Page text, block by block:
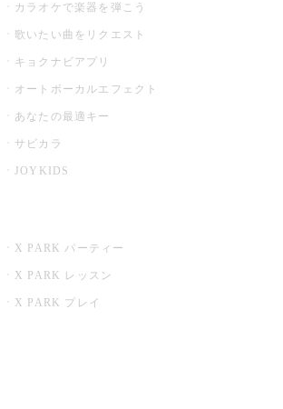
カラオケで楽器を弾こう
歌いたい曲をリクエスト
キョクナビアプリ
オートボーカルエフェクト
あなたの最適キー
サビカラ
JOYKIDS
X PARK パーティー
X PARK レッスン
X PARK プレイ